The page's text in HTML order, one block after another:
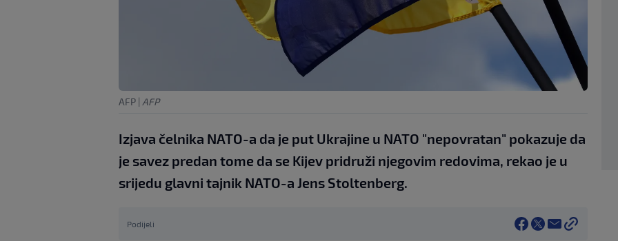
AFP | AFP
Izjava čelnika NATO-a da je put Ukrajine u NATO "nepovratan" pokazuje da
je savez predan tome da se Kijev pridruži njegovim redovima, rekao je u
srijedu glavni tajnik NATO-a Jens Stoltenberg.
Podijeli